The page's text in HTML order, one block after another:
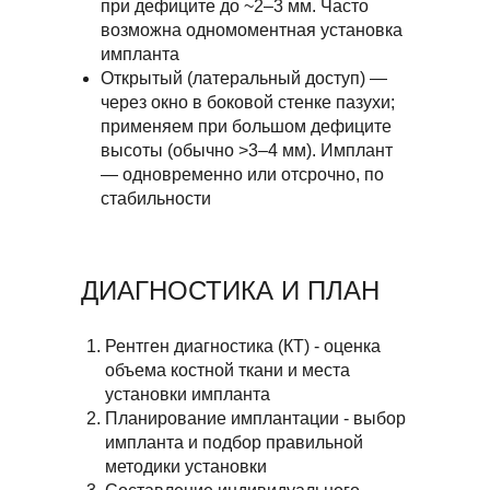
при дефиците до ~2–3 мм. Часто
возможна одномоментная установка
импланта
Открытый (латеральный доступ) —
через окно в боковой стенке пазухи;
применяем при большом дефиците
высоты (обычно >3–4 мм). Имплант
— одновременно или отсрочно, по
стабильности
Рентген диагностика (КТ) - оценка
объема костной ткани и места
установки импланта
Планирование имплантации - выбор
импланта и подбор правильной
методики установки
ДИАГНОСТИКА И ПЛАН
операционной системы Пользователя, тип браузера,
географическое положение, данные о провайдере и
иное), об активности Пользователя при использовании
Сайта и/или его Сервиса, cookies, об информации об
ошибках, выдаваемых Пользователю, о скачанных
файлах, видео, инструментах, а также иные данные,
получаемые установленными Правилами обработки
ПДн способами;
распоряжаться статистической информацией,
связанной с функционированием Сайта и/или его
Сервиса, а также информацией Пользователя для
целей организации функционирования и технической
В процессе обработки персональных данных
запись,
систематизацию,
накопление,
хранение,
уточнение (обновление, изменение),
извлечение,
использование,
обезличивание,